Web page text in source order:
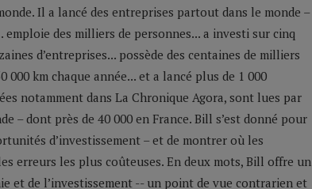
Il a lancé des entreprises partout dans le monde –
des milliers de personnes... a investi sur cinq
d’entreprises... possède des centaines de milliers
000 km chaque année... et a lancé plus de 1 000
notamment dans La Chronique Agora, sont lues par
– dont près de 40 000 en France. Bill s’est donné pour
d’investissement – et de montrer où les
erreurs les plus coûteuses. En deux mots, Bill offre un
et de l’investissement -- un point de vue contrarien et